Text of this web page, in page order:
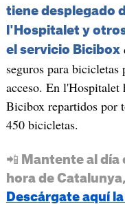
tiene desplegado
l'Hospitalet y
el servicio Bicibox
seguros para
acceso. En l'Hospitalet
Bicibox repartidos por
450 bicicletas.
📲 Mantente al
hora de
Descárgate aquí